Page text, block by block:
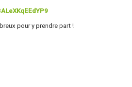
pour y prendre part !